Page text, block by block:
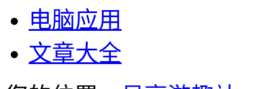
电脑应用
文章大全